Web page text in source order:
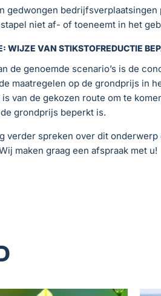
gedwongen bedrijfsverplaatsingen
niet af- of toeneemt in het
WIJZE VAN STIKSTOFREDUCTIE
de genoemde scenario’s is de
maatregelen op de grondprijs in
van de gekozen route om te
grondprijs beperkt is.
verder spreken over dit
maken graag een afspraak met